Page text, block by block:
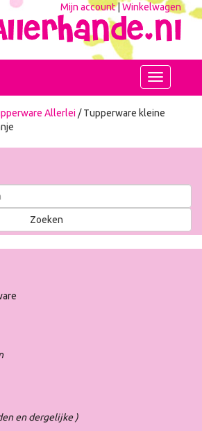
Mijn account|Winkelwagen
Toggle
navigation
Allerlei / Tupperware kleine
en dergelijke )